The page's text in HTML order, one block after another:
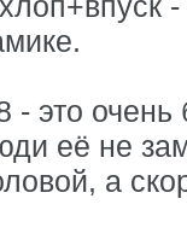
- это
её не
а